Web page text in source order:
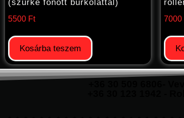
(szürke fonott burkolattal)
5500 Ft
Kosárba teszem
7000